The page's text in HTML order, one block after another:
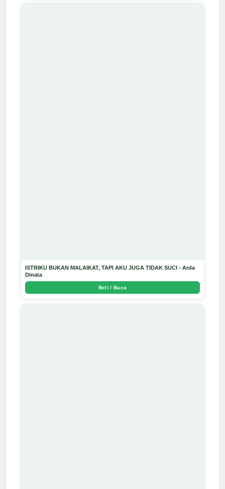
ISTRIKU BUKAN MALAIKAT, TAPI AKU JUGA TIDAK SUCI - Arda
Dinata
Beli / Baca